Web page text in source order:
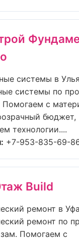
системы в
системы по
Помогаем с
бюджет,
технологии....
+7-953-835-69-
Build
ремонт в Уфа
ремонт по
Помогаем с